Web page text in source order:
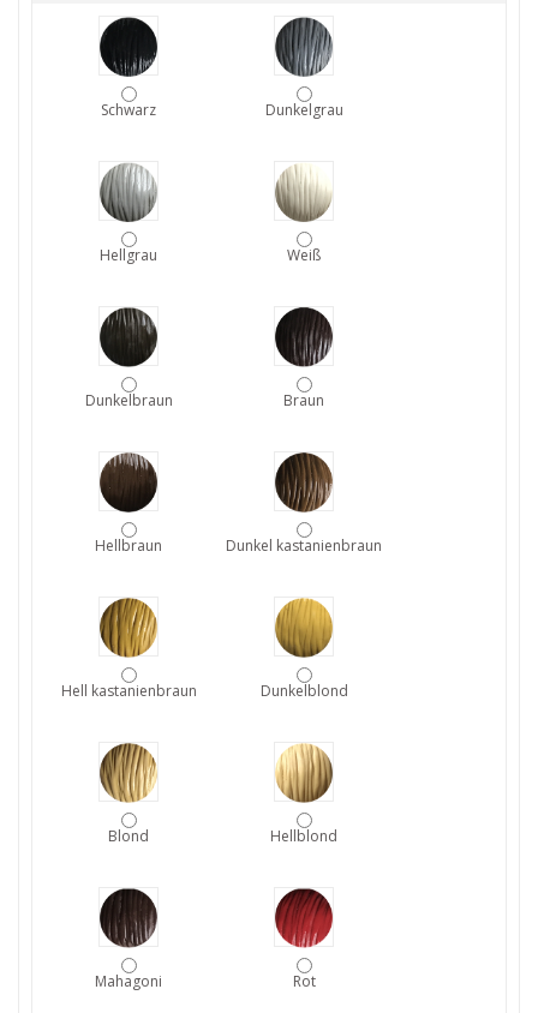
Schwarz Dunkelgrau
Hellgrau Weiß
Dunkelbraun Braun
Hellbraun Dunkel kastanienbraun
Hell kastanienbraun Dunkelblond
Blond Hellblond
Mahagoni Rot